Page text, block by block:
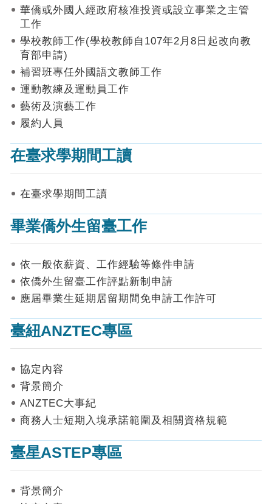
機
申
請
表
上
申
請
請
進
詢
見
答
統
數
據
首
網
站
覽
華僑或外國人經政府核准投資或設立事業之主管
工作
學校教師工作(學校教師自107年2月8日起改向教
育部申請)
補習班專任外國語文教師工作
運動教練及運動員工作
藝術及演藝工作
履約人員
在臺求學期間工讀
在臺求學期間工讀
畢業僑外生留臺工作
依一般依薪資、工作經驗等條件申請
依僑外生留臺工作評點新制申請
應屆畢業生延期居留期間免申請工作許可
臺紐ANZTEC專區
協定內容
背景簡介
ANZTEC大事紀
商務人士短期入境承諾範圍及相關資格規範
臺星ASTEP專區
背景簡介